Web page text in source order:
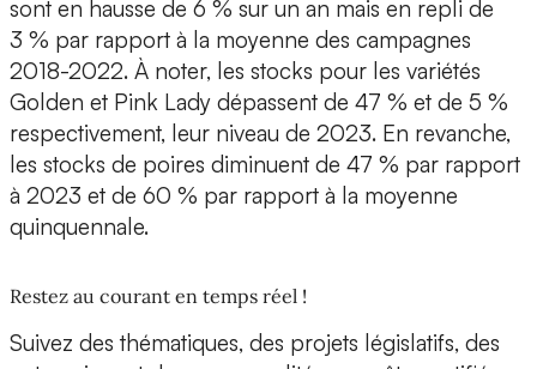
sont en hausse de 6 % sur un an mais en repli de
3 % par rapport à la moyenne des campagnes
2018-2022. À noter, les stocks pour les variétés
Golden et Pink Lady dépassent de 47 % et de 5 %
respectivement, leur niveau de 2023. En revanche,
les stocks de poires diminuent de 47 % par rapport
à 2023 et de 60 % par rapport à la moyenne
quinquennale.
Restez au courant en temps réel !
Suivez des thématiques, des projets législatifs, des